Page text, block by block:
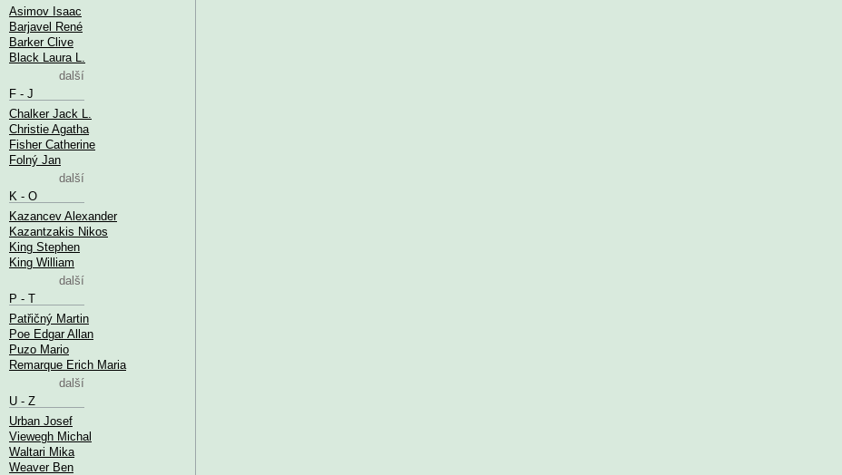
Asimov Isaac
Barjavel René
Barker Clive
Black Laura L.
další
F - J
Chalker Jack L.
Christie Agatha
Fisher Catherine
Folný Jan
další
K - O
Kazancev Alexander
Kazantzakis Nikos
King Stephen
King William
další
P - T
Patřičný Martin
Poe Edgar Allan
Puzo Mario
Remarque Erich Maria
další
U - Z
Urban Josef
Viewegh Michal
Waltari Mika
Weaver Ben